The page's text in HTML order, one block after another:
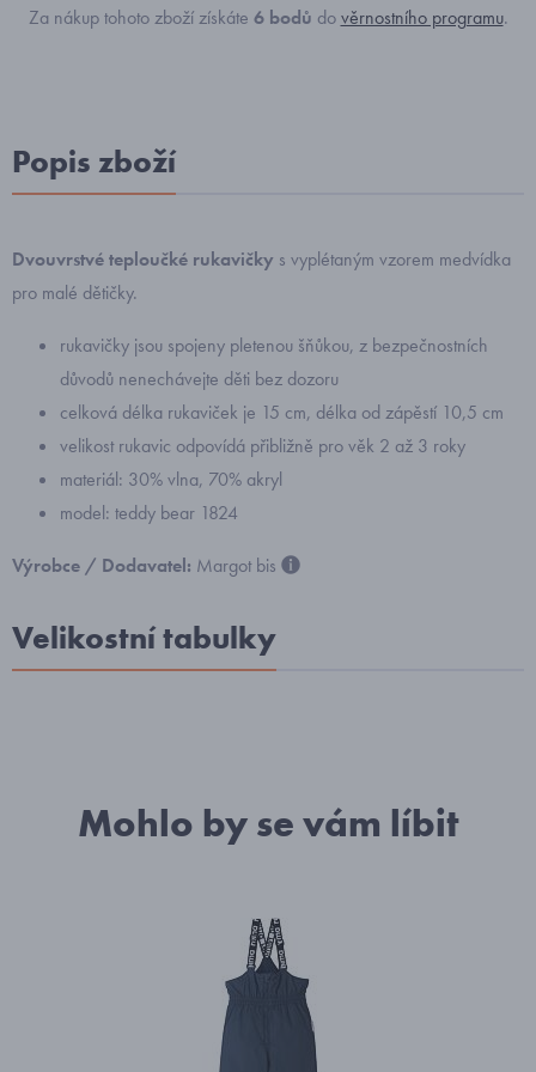
Za nákup tohoto zboží získáte 6bodů dověrnostního programu.
Popis zboží
Dvouvrstvé teploučké rukavičky s vyplétaným vzorem medvídka
pro malé dětičky.
rukavičky jsou spojeny pletenou šňůkou, z bezpečnostních
důvodů nenechávejte děti bez dozoru
celková délka rukaviček je 15 cm, délka od zápěstí 10,5 cm
velikost rukavic odpovídá přibližně pro věk 2 až 3 roky
materiál: 30% vlna, 70% akryl
model: teddy bear 1824
Výrobce / Dodavatel: Margot bis
Velikostní tabulky
Mohlo by se vám líbit